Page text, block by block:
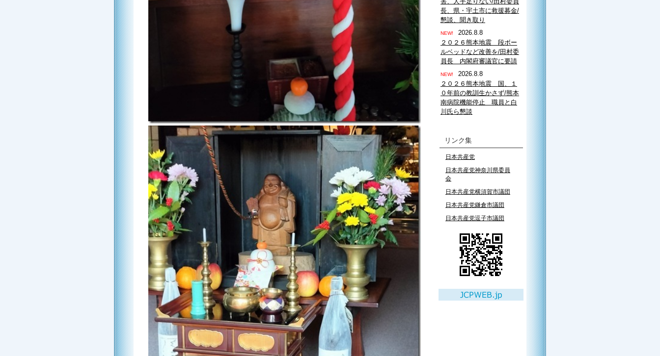
長、県・宇土市に救援募金/
懇談、聞き取り
NEW!
2026.8.8
２０２６熊本地震 段ボー
ルベッドなど改善を/田村委
員長 内閣府審議官に要請
NEW!
2026.8.8
２０２６熊本地震 国、１
０年前の教訓生かさず/熊本
南病院機能停止 職員と白
川氏ら懇談
リンク集
日本共産党
日本共産党神奈川県委員
会
日本共産党横須賀市議団
日本共産党鎌倉市議団
日本共産党逗子市議団